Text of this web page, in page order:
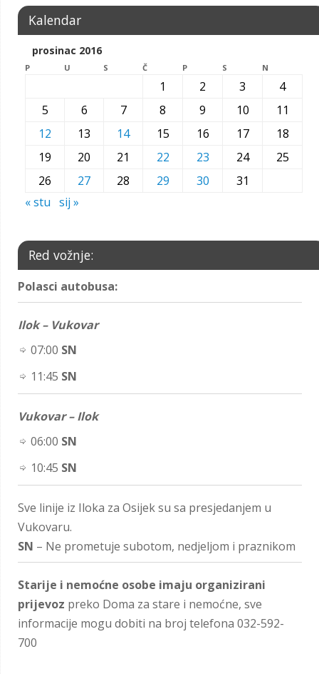
Kalendar
prosinac 2016
P U S Č P S N
1 2 3
4
5
6 7 8 9 10
11
12
13 14 15 16 17
18
19
20 21 22 23 24
25
26
27 28 29 30
31
« stu sij »
Red vožnje:
Polasci autobusa:
Ilok – Vukovar
07:00 SN
11:45 SN
Vukovar – Ilok
06:00 SN
10:45 SN
Sve linije iz Iloka za Osijek su sa presjedanjem u
Vukovaru.
SN – Ne prometuje subotom, nedjeljom i praznikom
Starije i nemoćne osobe imaju organizirani
prijevoz preko Doma za stare i nemoćne, sve
informacije mogu dobiti na broj telefona 032-592-
700